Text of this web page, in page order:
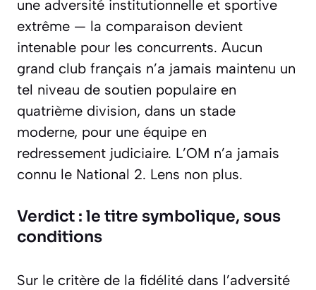
une adversité institutionnelle et sportive
extrême — la comparaison devient
intenable pour les concurrents. Aucun
grand club français n’a jamais maintenu un
tel niveau de soutien populaire en
quatrième division, dans un stade
moderne, pour une équipe en
redressement judiciaire. L’OM n’a jamais
connu le National 2. Lens non plus.
Verdict : le titre symbolique, sous
conditions
Sur le critère de la fidélité dans l’adversité